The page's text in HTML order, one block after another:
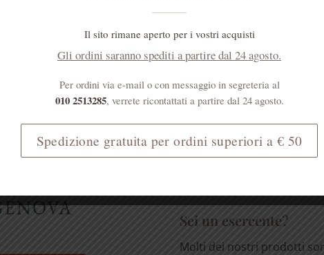
I prodotti erboristici
[...]
Sei un esercente?
Molti dei nostri prodotti
Il sito rimane aperto per i vostri acquisti
Gli ordini saranno spediti a partire dal 24 agosto.
Per ordini via e-mail o con messaggio in segreteria al
010 2513285, verrete ricontattati a partire dal 24 agosto.
Spedizione gratuita per ordini superiori a € 50